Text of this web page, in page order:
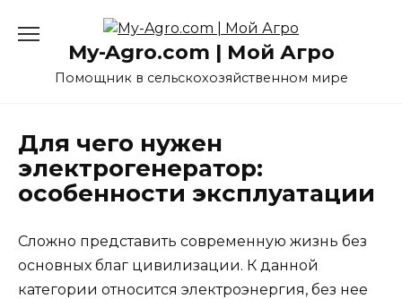
содержаниюMy-Agro.com | Мой Агро
Помощник в сельскохозяйственном мире
Для чего нужен
электрогенератор:
особенности эксплуатации
Сложно представить современную жизнь без
основных благ цивилизации. К данной
категории относится электроэнергия, без нее